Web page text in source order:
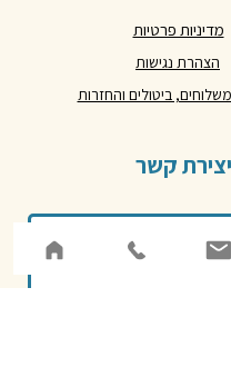
מדיניות פרטיות
הצהרת נגישות
ביטולים והחזרות
יצירת קשר